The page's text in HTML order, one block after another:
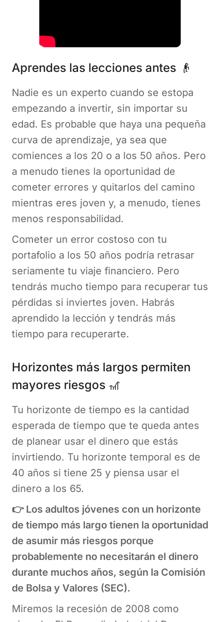
Aprendes las lecciones antes 👴
Nadie es un experto cuando se estopa
empezando a invertir, sin importar su
edad. Es probable que haya una pequeña
curva de aprendizaje, ya sea que
comiences a los 20 o a los 50 años. Pero
a menudo tienes la oportunidad de
cometer errores y quitarlos del camino
mientras eres joven y, a menudo, tienes
menos responsabilidad.
Cometer un error costoso con tu
portafolio a los 50 años podría retrasar
seriamente tu viaje financiero. Pero
tendrás mucho tiempo para recuperar tus
pérdidas si inviertes joven. Habrás
aprendido la lección y tendrás más
tiempo para recuperarte.
Horizontes más largos permiten
mayores riesgos 🎢
Tu horizonte de tiempo es la cantidad
esperada de tiempo que te queda antes
de planear usar el dinero que estás
invirtiendo. Tu horizonte temporal es de
40 años si tiene 25 y piensa usar el
dinero a los 65.
👉 Los adultos jóvenes con un horizonte
de tiempo más largo tienen la oportunidad
de asumir más riesgos porque
probablemente no necesitarán el dinero
durante muchos años, según la Comisión
de Bolsa y Valores (SEC).
Miremos la recesión de 2008 como